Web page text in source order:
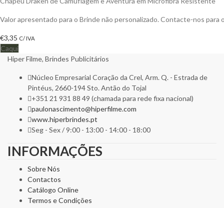
Valor apresentado para o Brinde não personalizado. Contacte-nos
€3,35 C/ IVA
Caqui
Hiper Filme, Brindes Publicitários
Núcleo Empresarial Coração da Crel, Arm. Q. - Estrada de
Pintéus, 2660-194 Sto. Antão do Tojal
+351 21 931 88 49 (chamada para rede fixa nacional)
paulonascimento@hiperfilme.com
www.hiperbrindes.pt
Seg - Sex / 9:00 - 13:00 - 14:00 - 18:00
INFORMAÇÕES
Sobre Nós
Contactos
Catálogo Online
Termos e Condições